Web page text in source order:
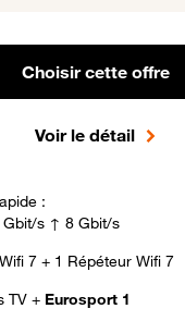
Choisir cette offre
Voir le détail
:
s ↑ 8 Gbit/s
7 + 1 Répéteur Wifi 7
TV + Eurosport 1